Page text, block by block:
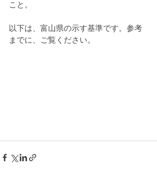
こと。
以下は、富山県の示す基準です。参考
までに、ご覧ください。